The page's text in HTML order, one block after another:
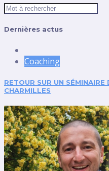
Dernières actus
Coaching
RETOUR SUR UN
CHARMILLES